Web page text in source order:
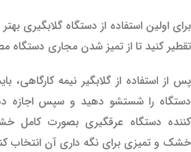
برای اولین استفاده از دستگاه گلابگیری
تقطیر کنید تا از تمیز شدن مجاری دستگاه
پس از استفاده از گلابگیر نیمه
دستگاه را شستشو دهید و سپس
کننده دستگاه عرقگیری بصورت
خشک و تمیزی برای نگه داری آن انتخاب